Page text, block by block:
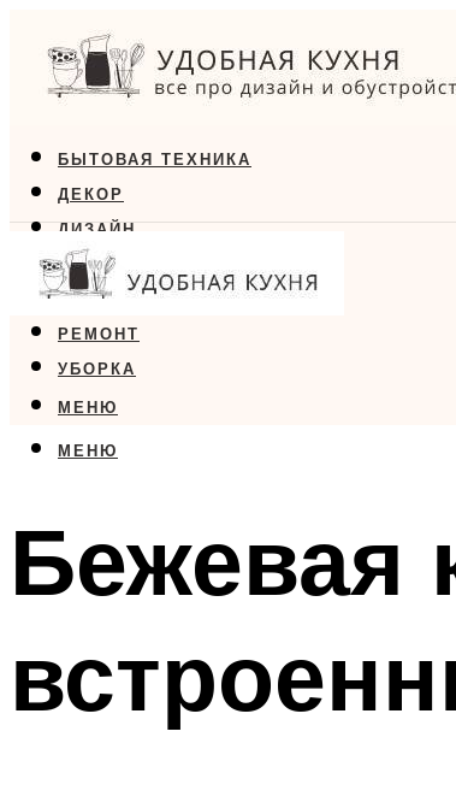
БЫТОВАЯ ТЕХНИКА
ДЕКОР
ДИЗАЙН
ЕДА
МЕБЕЛЬ
РЕМОНТ
УБОРКА
МЕНЮ
МЕНЮ
Бежевая